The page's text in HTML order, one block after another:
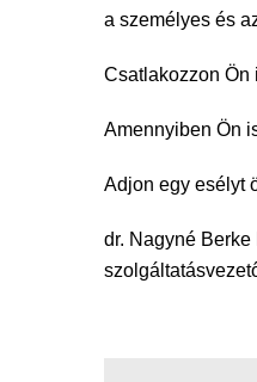
a személyes és
Csatlakozzon Ön
Amennyiben Ön
Adjon egy esélyt
dr. Nagyné Berke